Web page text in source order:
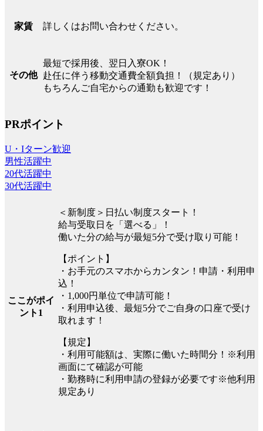
家賃 詳しくはお問い合わせください。
その他
最短で採用後、翌日入寮OK！
赴任に伴う移動交通費全額負担！（規定あり）
もちろんご自宅からの通勤も歓迎です！
PRポイント
U・Iターン歓迎
男性活躍中
20代活躍中
30代活躍中
ここがポイ
ント1
＜新制度＞日払い制度スタート！
給与受取日を「選べる」！
働いた分の給与が最短5分で受け取り可能！
【ポイント】
・お手元のスマホからカンタン！申請・利用申
込！
・1,000円単位で申請可能！
・利用申込後、最短5分でご自身の口座で受け
取れます！
【規定】
・利用可能額は、実際に働いた時間分！※利用
画面にて確認が可能
・勤務時に利用申請の登録が必要です※他利用
規定あり